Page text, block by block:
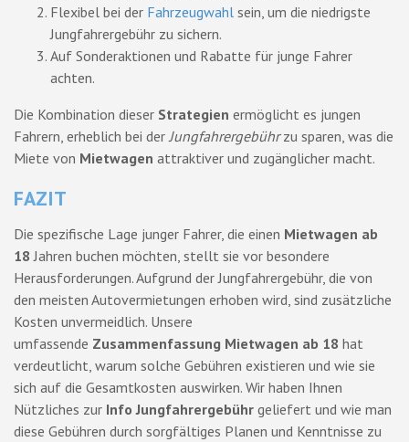
Flexibel bei der Fahrzeugwahl sein, um die niedrigste
Jungfahrergebühr zu sichern.
Auf Sonderaktionen und Rabatte für junge Fahrer
achten.
Die Kombination dieser Strategien ermöglicht es jungen
Fahrern, erheblich bei der Jungfahrergebührzu sparen, was die
Miete von Mietwagen attraktiver und zugänglicher macht.
FAZIT
Die spezifische Lage junger Fahrer, die einen Mietwagen ab
18 Jahren buchen möchten, stellt sie vor besondere
Herausforderungen. Aufgrund der Jungfahrergebühr, die von
den meisten Autovermietungen erhoben wird, sind zusätzliche
Kosten unvermeidlich. Unsere
umfassende Zusammenfassung Mietwagen ab 18 hat
verdeutlicht, warum solche Gebühren existieren und wie sie
sich auf die Gesamtkosten auswirken. Wir haben Ihnen
Nützliches zur Info Jungfahrergebühr geliefert und wie man
diese Gebühren durch sorgfältiges Planen und Kenntnisse zu